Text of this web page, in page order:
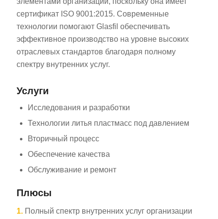
сертификат ISO 9001:2015. Современные
технологии помогают Glasfil обеспечивать
эффективное производство на уровне высоких
отраслевых стандартов благодаря полному
спектру внутренних услуг.
Услуги
Исследования и разработки
Технологии литья пластмасс под давлением
Вторичный процесс
Обеспечение качества
Обслуживание и ремонт
Плюсы
1. Полный спектр внутренних услуг организации